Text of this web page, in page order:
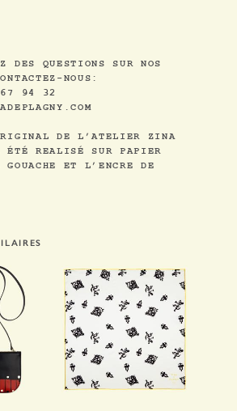
DES QUESTIONS SUR NOS
NOUS:
94 32
DE L’ATELIER ZINA
ÉTÉ REALISÉ SUR PAPIER
ET L’ENCRE DE